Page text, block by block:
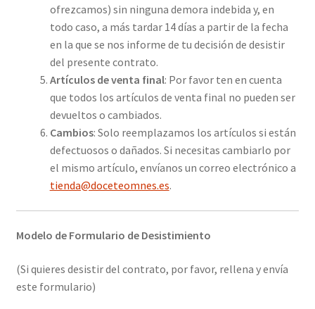
ofrezcamos) sin ninguna demora indebida y, en
todo caso, a más tardar 14 días a partir de la fecha
en la que se nos informe de tu decisión de desistir
del presente contrato.
Artículos de venta final: Por favor ten en cuenta
que todos los artículos de venta final no pueden ser
devueltos o cambiados.
Cambios: Solo reemplazamos los artículos si están
defectuosos o dañados. Si necesitas cambiarlo por
el mismo artículo, envíanos un correo electrónico a
tienda@doceteomnes.es.
Modelo de Formulario de Desistimiento
(Si quieres desistir del contrato, por favor, rellena y envía
este formulario)